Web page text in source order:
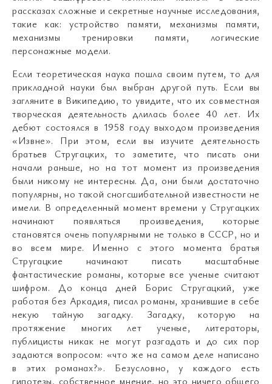
рассказах сложные и секретные научные исследования,
такие как: устройство памяти, механизмы памяти,
механизмы тренировки памяти, логические
персонажные модели.
Если теоретическая наука пошла своим путем, то для
прикладной науки был выбран другой путь. Если вы
загляните в Википедию, то увидите, что их совместная
творческая деятельность длилась более 40 лет. Их
дебют состоялся в 1958 году выходом произведения
«Извне». При этом, если вы изучите деятельность
братьев Стругацких, то заметите, что писать они
начали раньше, но на тот момент из произведения
были никому не интересны. Да, они были достаточно
популярны, но такой сногсшибательной известности не
имели. В определенный момент времени у Стругацких
начинают появляться произведения, которые
становятся очень популярными не только в СССР, но и
во всем мире. Именно с этого момента братья
Стругацкие начинают писать масштабные
фантастические романы, которые все ученые считают
шифром. До конца дней Борис Стругацкий, уже
работая без Аркадия, писал романы, хранившие в себе
некую тайную загадку. Загадку, которую на
протяжение многих лет ученые, литераторы,
публицисты никак не могут разгадать и до сих пор
задаются вопросом: «что же на самом деле написано
в этих романах?». Безусловно, у каждого есть
гипотезы, собственное мнение, но это ничего общего